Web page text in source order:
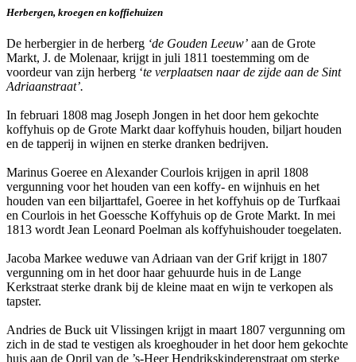
Herbergen, kroegen en koffiehuizen
De herbergier in de herberg ‘de Gouden Leeuw’ aan de Grote
Markt, J. de Molenaar, krijgt in juli 1811 toestemming om de
voordeur van zijn herberg ‘te verplaatsen naar de zijde aan de Sint
Adriaanstraat’.
In februari 1808 mag Joseph Jongen in het door hem gekochte
koffyhuis op de Grote Markt daar koffyhuis houden, biljart houden
en de tapperij in wijnen en sterke dranken bedrijven.
Marinus Goeree en Alexander Courlois krijgen in april 1808
vergunning voor het houden van een koffy- en wijnhuis en het
houden van een biljarttafel, Goeree in het koffyhuis op de Turfkaai
en Courlois in het Goessche Koffyhuis op de Grote Markt. In mei
1813 wordt Jean Leonard Poelman als koffyhuishouder toegelaten.
Jacoba Markee weduwe van Adriaan van der Grif krijgt in 1807
vergunning om in het door haar gehuurde huis in de Lange
Kerkstraat sterke drank bij de kleine maat en wijn te verkopen als
tapster.
Andries de Buck uit Vlissingen krijgt in maart 1807 vergunning om
zich in de stad te vestigen als kroeghouder in het door hem gekochte
huis aan de Opril van de ’s-Heer Hendrikskinderenstraat om sterke